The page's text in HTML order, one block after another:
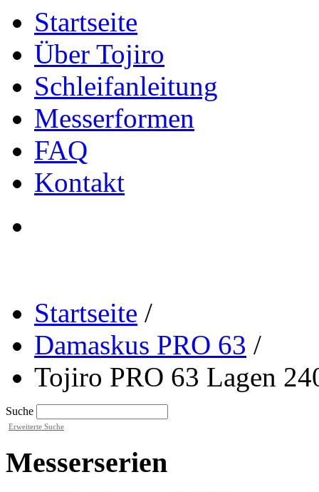
Startseite
Über Tojiro
Schleifanleitung
Messerformen
FAQ
Kontakt
Startseite /
Damaskus PRO 63 /
Tojiro PRO 63 Lagen
Suche
Erweiterte Suche
Messerserien